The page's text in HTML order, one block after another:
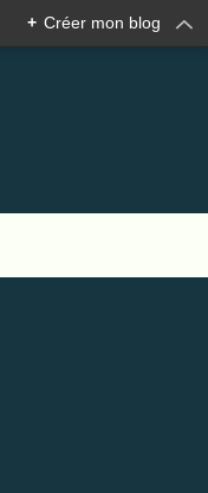
+ Créer mon blog